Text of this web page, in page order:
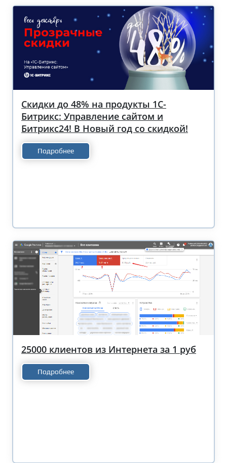
Скидки до 48% на продукты 1С-
Битрикс: Управление сайтом и
Битрикс24! В Новый год со скидкой!
Подробнее
25000 клиентов из Интернета за 1 руб
Подробнее